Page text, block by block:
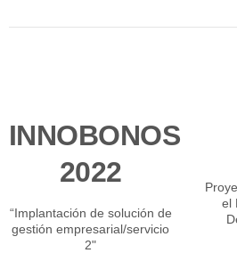
INNOBONOS
2022
“Implantación de solución de
gestión empresarial/servicio
2"
el